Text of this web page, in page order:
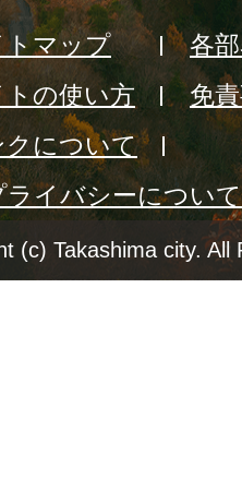
トマップ
各
の使い方
免
クについて
ライバシーについて
(c) Takashima city. All